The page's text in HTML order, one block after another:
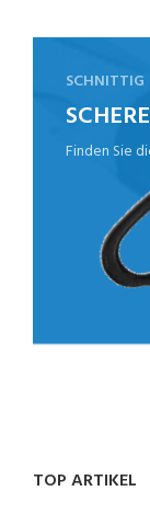
SCHNITTIG
Finden Sie
TOP ARTIKEL